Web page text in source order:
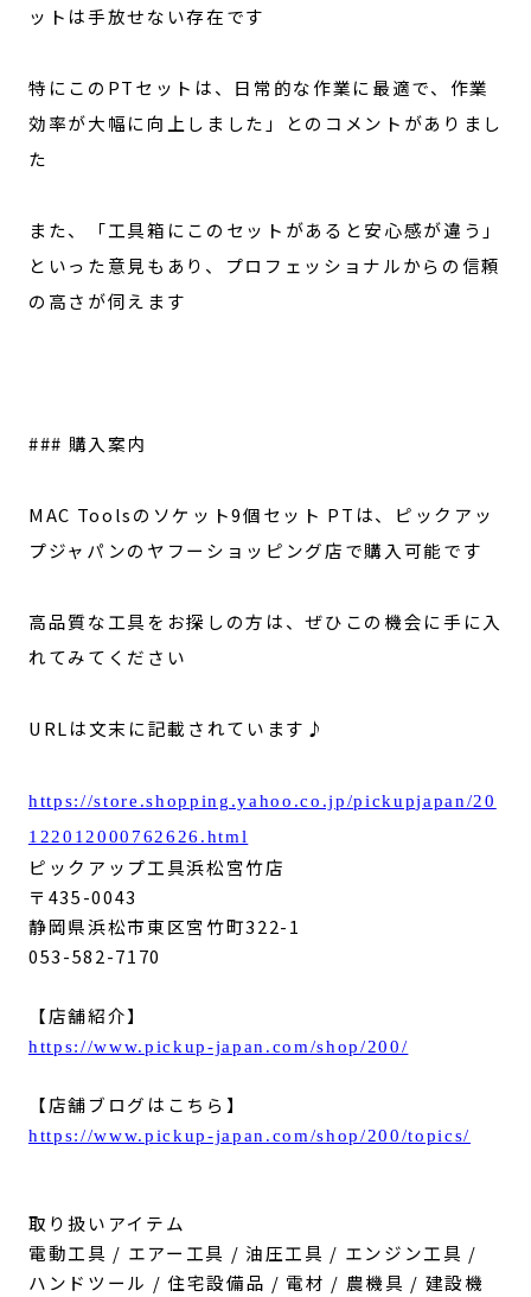
ットは手放せない存在です
特にこのPTセットは、日常的な作業に最適で、作業
効率が大幅に向上しました」とのコメントがありまし
た
また、「工具箱にこのセットがあると安心感が違う」
といった意見もあり、プロフェッショナルからの信頼
の高さが伺えます
### 購入案内
MAC Toolsのソケット9個セット PTは、ピックアッ
プジャパンのヤフーショッピング店で購入可能です
高品質な工具をお探しの方は、ぜひこの機会に手に入
れてみてください
URLは文末に記載されています♪
https://store.shopping.yahoo.co.jp/pickupjapan/20
122012000762626.html
ピックアップ工具浜松宮竹店
〒435-0043
静岡県浜松市東区宮竹町322-1
053-582-7170
【店舗紹介】
https://www.pickup-japan.com/shop/200/
【店舗ブログはこちら】
https://www.pickup-japan.com/shop/200/topics/
取り扱いアイテム
電動工具 / エアー工具 / 油圧工具 / エンジン工具 /
ハンドツール / 住宅設備品 / 電材 / 農機具 / 建設機